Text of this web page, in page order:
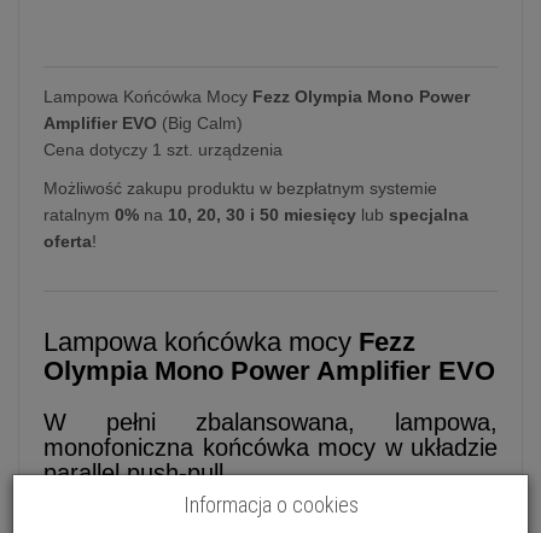
Lampowa Końcówka Mocy Fezz Olympia Mono Power
Amplifier EVO (Big Calm)
Cena dotyczy 1 szt. urządzenia
Możliwość zakupu produktu w bezpłatnym systemie
ratalnym 0% na 10, 20, 30 i 50 miesięcy lub specjalna
oferta!
Lampowa końcówka mocy Fezz
Olympia Mono Power Amplifier EVO
W pełni zbalansowana, lampowa,
monofoniczna końcówka mocy w układzie
parallel push-pull
Olympia Mono Power Amplifier EVO
Informacja o cookies